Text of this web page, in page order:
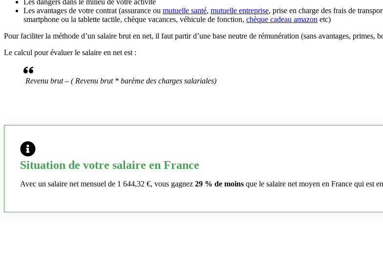
Les dangers dans le milieu de votre activité
Les avantages de votre contrat (assurance ou mutuelle santé, mutuelle entreprise, prise en charge des frais de
smartphone ou la tablette tactile, chèque vacances, véhicule de fonction, chèque cadeau amazon etc)
Pour faciliter la méthode d’un salaire brut en net, il faut partir d’une base neutre de rémunération (sans avantages, primes,
Le calcul pour évaluer le salaire en net est :
Revenu brut – ( Revenu brut * barème des charges salariales)
Situation de votre salaire en France
Avec un salaire net mensuel de 1 644,32 €, vous gagnez 29 % de moins que le salaire net moyen en France qui est